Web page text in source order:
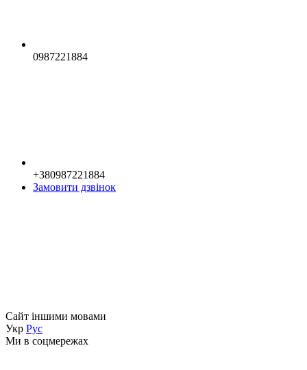
0987221884
+380987221884
Замовити дзвінок
Сайт іншими мовами
Укр Рус
Ми в соцмережах